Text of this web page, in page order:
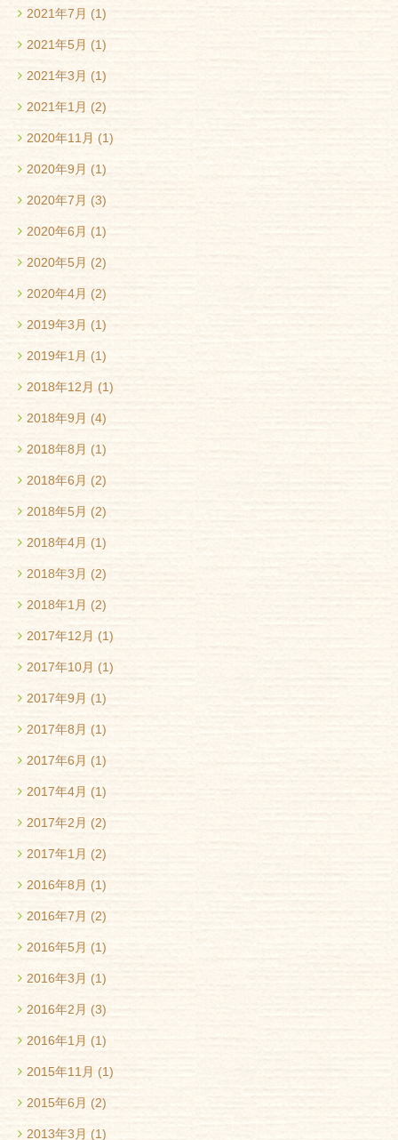
2021年7月 (1)
2021年5月 (1)
2021年3月 (1)
2021年1月 (2)
2020年11月 (1)
2020年9月 (1)
2020年7月 (3)
2020年6月 (1)
2020年5月 (2)
2020年4月 (2)
2019年3月 (1)
2019年1月 (1)
2018年12月 (1)
2018年9月 (4)
2018年8月 (1)
2018年6月 (2)
2018年5月 (2)
2018年4月 (1)
2018年3月 (2)
2018年1月 (2)
2017年12月 (1)
2017年10月 (1)
2017年9月 (1)
2017年8月 (1)
2017年6月 (1)
2017年4月 (1)
2017年2月 (2)
2017年1月 (2)
2016年8月 (1)
2016年7月 (2)
2016年5月 (1)
2016年3月 (1)
2016年2月 (3)
2016年1月 (1)
2015年11月 (1)
2015年6月 (2)
2013年3月 (1)